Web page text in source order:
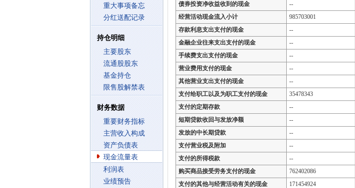
重大事项备忘
分红送配记录
持仓明细
主要股东
流通股股东
基金持仓
限售股解禁表
财务数据
重要财务指标
主营收入构成
资产负债表
现金流量表
利润表
业绩预告
债券投资净收益收到的现金
--
经营活动现金流入小计
985703001
存款利息支出支付的现金
--
金融企业往来支出支付的现金
--
手续费支出支付的现金
--
营业费用支付的现金
--
其他营业支出支付的现金
--
支付给职工以及为职工支付的现金
35478343
支付的定期存款
--
短期贷款收回与发放净额
--
发放的中长期贷款
--
支付营业税及附加
--
支付的所得税款
--
购买商品接受劳务支付的现金
762402086
支付的其他与经营活动有关的现金
171454924